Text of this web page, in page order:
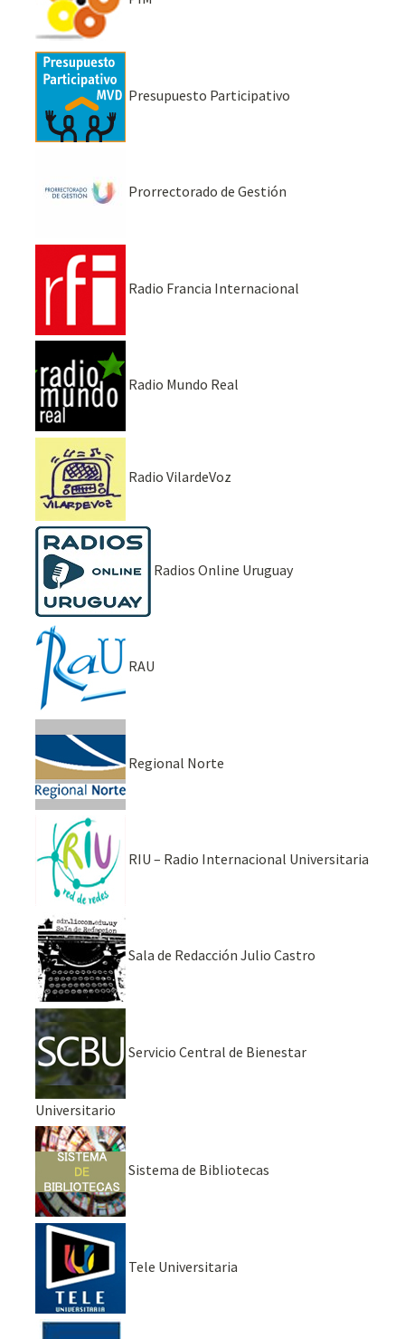
Presupuesto Participativo
Prorrectorado de Gestión
Radio Francia Internacional
Radio Mundo Real
Radio VilardeVoz
Radios Online Uruguay
RAU
Regional Norte
RIU – Radio Internacional Universitaria
Sala de Redacción Julio Castro
Servicio Central de Bienestar
Universitario
Sistema de Bibliotecas
Tele Universitaria